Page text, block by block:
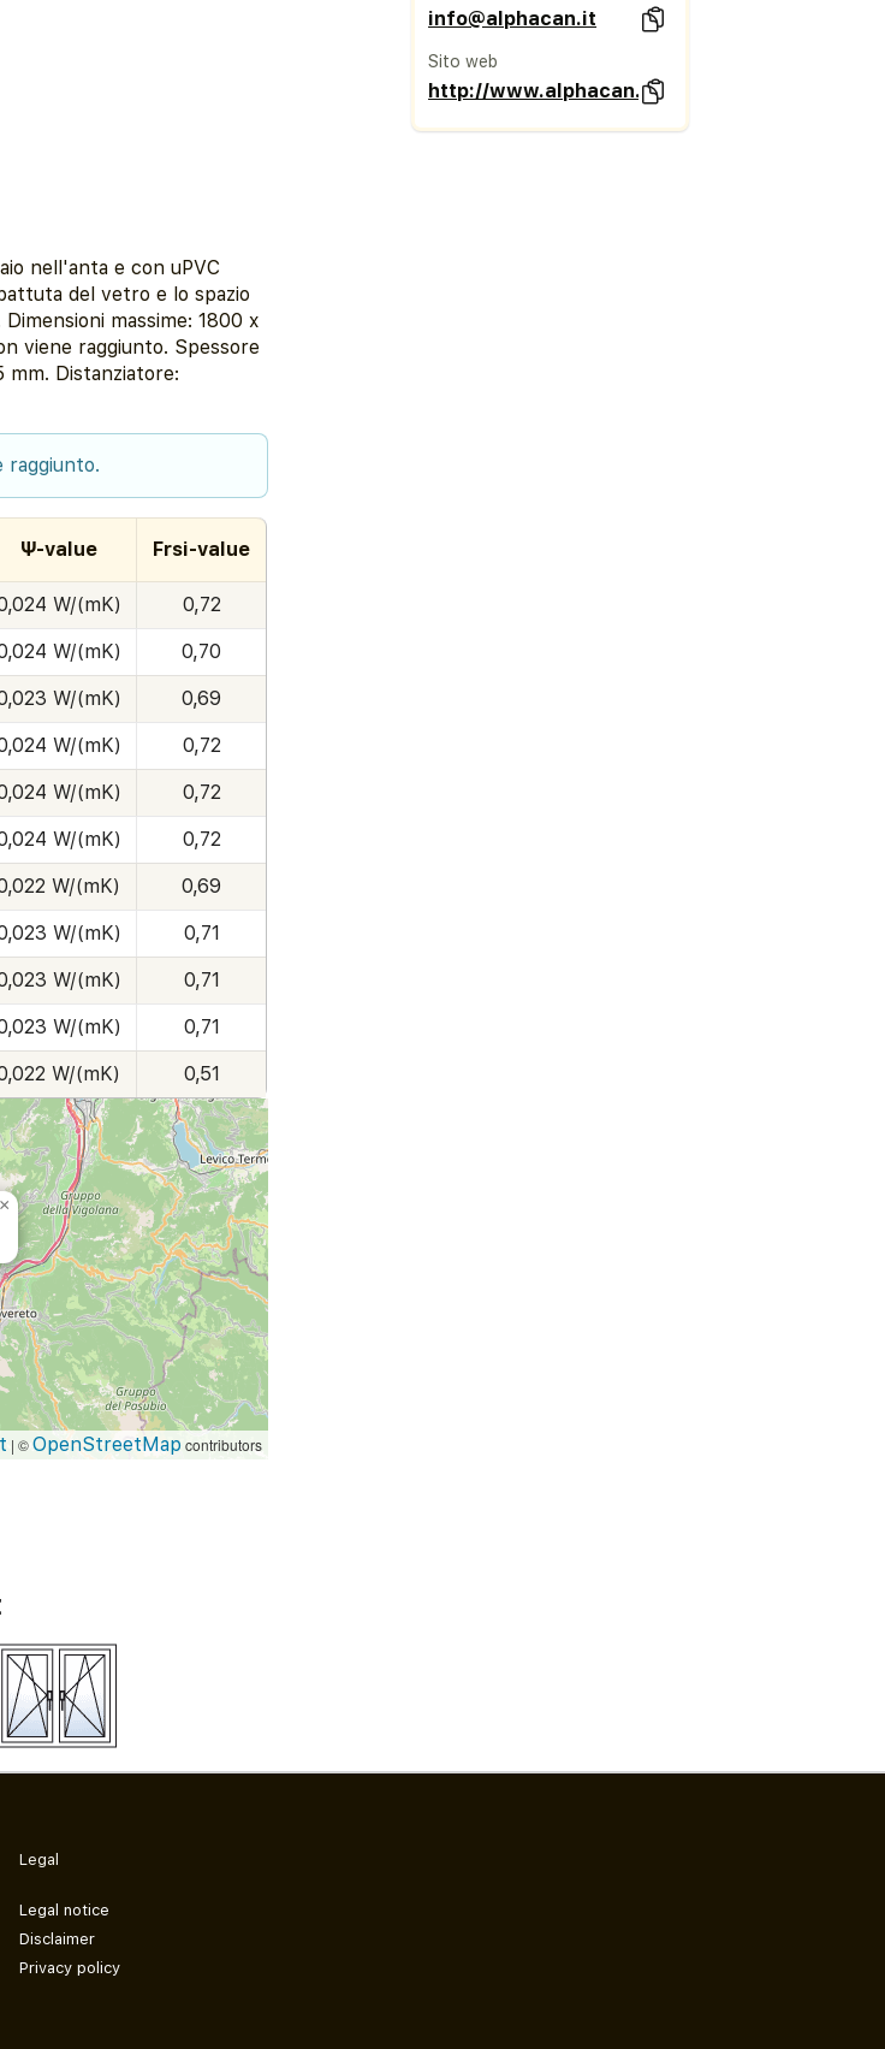
nell'anta e con uPVC
del vetro e lo spazio
massime: 1800 x
viene raggiunto. Spessore
Distanziatore:
raggiunto.
Ψ-value Frsi-value
W/(mK) 0,72
W/(mK) 0,70
W/(mK) 0,69
W/(mK) 0,72
W/(mK) 0,72
W/(mK) 0,72
W/(mK) 0,69
W/(mK) 0,71
W/(mK) 0,71
W/(mK) 0,71
W/(mK) 0,51
×
| ©OpenStreetMap contributors
info@alphacan.it
Sito web
http://www.alphacan.com
Legal
Legal notice
Disclaimer
Privacy policy